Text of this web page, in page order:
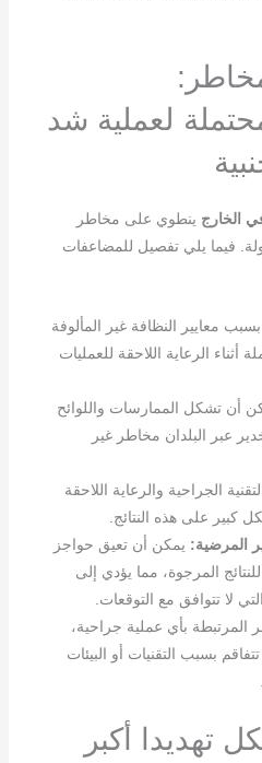
لعملية شد
الخارج ينطوي على مخاطر
فيما يلي تفصيل للمضاعفات
معايير النظافة غير المألوفة
أثناء الرعاية اللاحقة للعمليات
أن تشكل الممارسات واللوائح
عبر البلدان مخاطر غير
الجراحية والرعاية اللاحقة
كبير على هذه النتائج.
المرضية: يمكن أن تعيق حواجز
المرجوة، مما يؤدي إلى
لا تتوافق مع التوقعات.
المرتبطة بأي عملية جراحية،
بسبب التقنيات أو البيئات
تهديدا أكبر